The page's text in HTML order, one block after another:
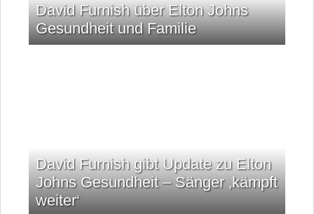
David Furnish über Elton Johns
Gesundheit und Familie
David Furnish gibt Update zu Elton
Johns Gesundheit – Sänger ‚kämpft
weiter‘